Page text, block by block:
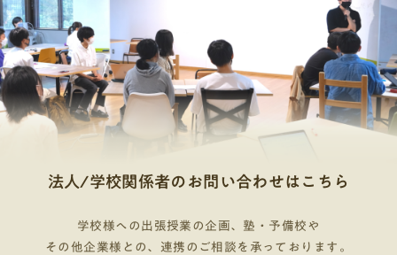
法人/学校関係者のお問い合わせはこちら
学校様への出張授業の企画、塾・予備校や
その他企業様との、連携のご相談を承っております。